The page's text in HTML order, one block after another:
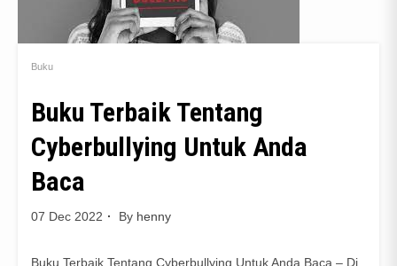
Buku
Buku Terbaik Tentang
Cyberbullying Untuk Anda
Baca
07 Dec 2022 By henny
Buku Terbaik Tentang Cyberbullying Untuk Anda Baca – Di